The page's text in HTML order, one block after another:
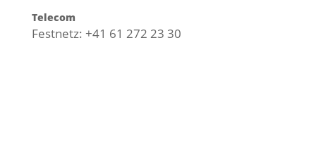
Telecom
Festnetz: +41 61 272 23 30